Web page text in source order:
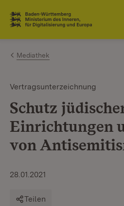
Zum Inhalt springen
Link zur Startseite
Mediathek
Vertragsunterzeichnung
Schutz
Einrichtungen
von
28.01.2021
Teilen